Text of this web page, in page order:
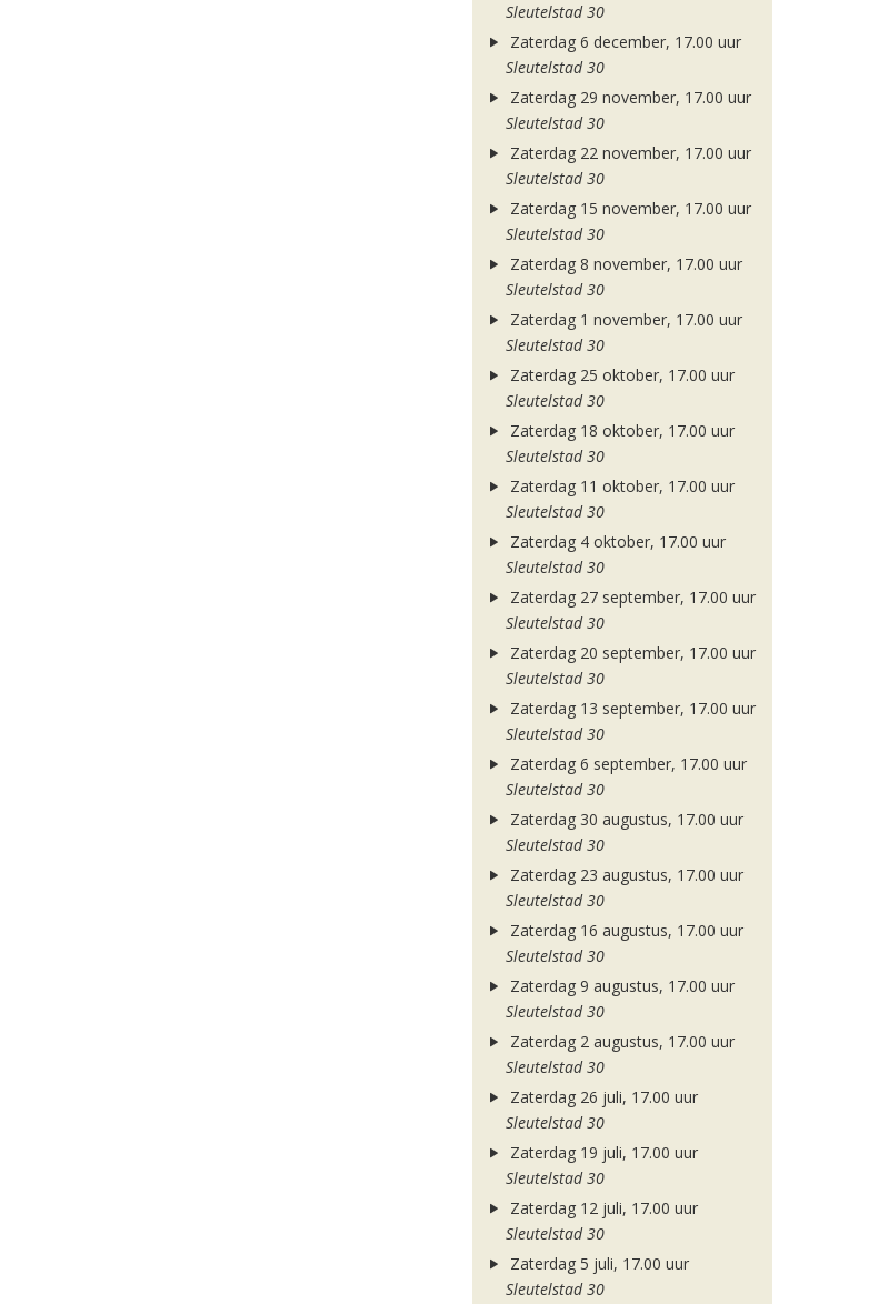
Sleutelstad 30
Zaterdag 6 december, 17.00 uur
Sleutelstad 30
Zaterdag 29 november, 17.00 uur
Sleutelstad 30
Zaterdag 22 november, 17.00 uur
Sleutelstad 30
Zaterdag 15 november, 17.00 uur
Sleutelstad 30
Zaterdag 8 november, 17.00 uur
Sleutelstad 30
Zaterdag 1 november, 17.00 uur
Sleutelstad 30
Zaterdag 25 oktober, 17.00 uur
Sleutelstad 30
Zaterdag 18 oktober, 17.00 uur
Sleutelstad 30
Zaterdag 11 oktober, 17.00 uur
Sleutelstad 30
Zaterdag 4 oktober, 17.00 uur
Sleutelstad 30
Zaterdag 27 september, 17.00 uur
Sleutelstad 30
Zaterdag 20 september, 17.00 uur
Sleutelstad 30
Zaterdag 13 september, 17.00 uur
Sleutelstad 30
Zaterdag 6 september, 17.00 uur
Sleutelstad 30
Zaterdag 30 augustus, 17.00 uur
Sleutelstad 30
Zaterdag 23 augustus, 17.00 uur
Sleutelstad 30
Zaterdag 16 augustus, 17.00 uur
Sleutelstad 30
Zaterdag 9 augustus, 17.00 uur
Sleutelstad 30
Zaterdag 2 augustus, 17.00 uur
Sleutelstad 30
Zaterdag 26 juli, 17.00 uur
Sleutelstad 30
Zaterdag 19 juli, 17.00 uur
Sleutelstad 30
Zaterdag 12 juli, 17.00 uur
Sleutelstad 30
Zaterdag 5 juli, 17.00 uur
Sleutelstad 30